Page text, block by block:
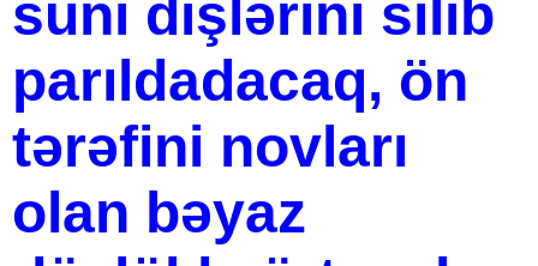
süni dişlərini silib
parıldadacaq, ön
tərəfini novları
olan bəyaz